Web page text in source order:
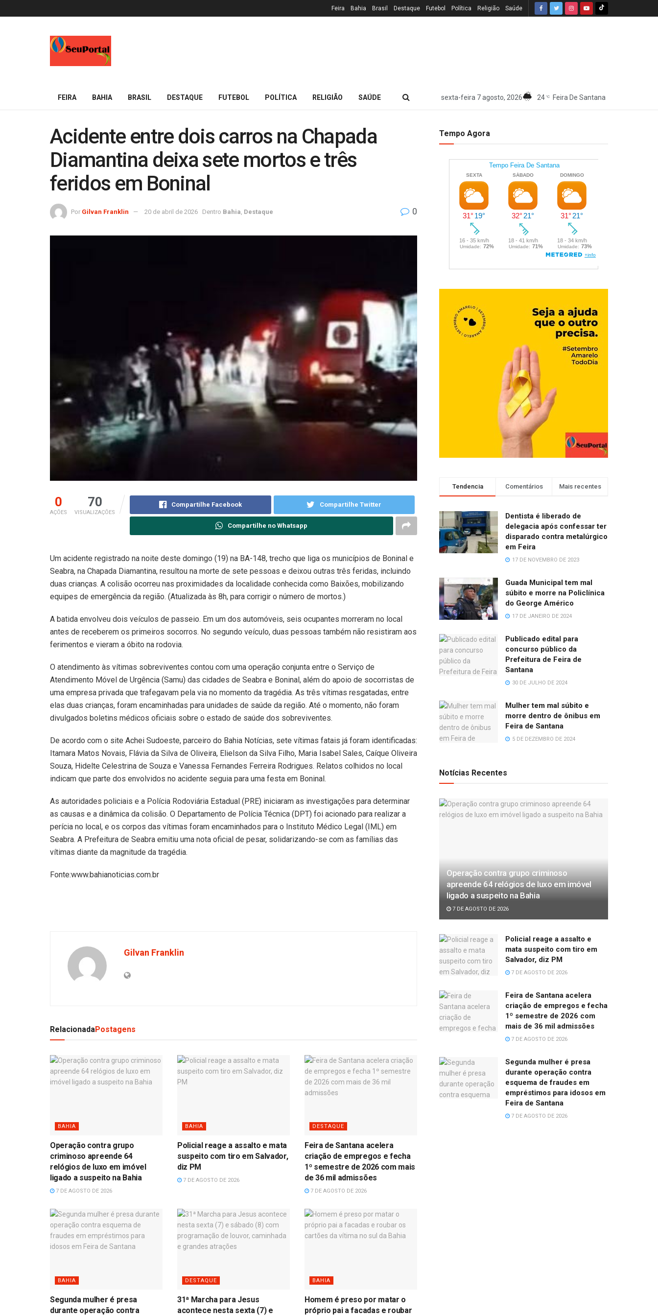
Feira Bahia Brasil Destaque Futebol Política Religião Saúde
FEIRA BAHIA BRASIL DESTAQUE FUTEBOL POLÍTICA RELIGIÃO SAÚDE sexta-feira 7 agosto, 2026 24 °C Feira De Santana
Acidente entre dois carros na Chapada
Diamantina deixa sete mortos e três
feridos em Boninal
Por Gilvan Franklin 20 de abril de 2026 Dentro Bahia Destaque 0
0
AÇÕES
70
VISUALIZAÇÕES
Compartilhe Facebook Compartilhe Twitter
Compartilhe no Whatsapp
Um acidente registrado na noite deste domingo (19) na BA-148, trecho que liga os municípios de Boninal e
Seabra, na Chapada Diamantina, resultou na morte de sete pessoas e deixou outras três feridas, incluindo
duas crianças. A colisão ocorreu nas proximidades da localidade conhecida como Baixões, mobilizando
equipes de emergência da região. (Atualizada às 8h, para corrigir o número de mortos.)
A batida envolveu dois veículos de passeio. Em um dos automóveis, seis ocupantes morreram no local
antes de receberem os primeiros socorros. No segundo veículo, duas pessoas também não resistiram aos
ferimentos e vieram a óbito na rodovia.
O atendimento às vítimas sobreviventes contou com uma operação conjunta entre o Serviço de
Atendimento Móvel de Urgência (Samu) das cidades de Seabra e Boninal, além do apoio de socorristas de
uma empresa privada que trafegavam pela via no momento da tragédia. As três vítimas resgatadas, entre
elas duas crianças, foram encaminhadas para unidades de saúde da região. Até o momento, não foram
divulgados boletins médicos oficiais sobre o estado de saúde dos sobreviventes.
De acordo com o site Achei Sudoeste, parceiro do Bahia Notícias, sete vítimas fatais já foram identificadas:
Itamara Matos Novais, Flávia da Silva de Oliveira, Elielson da Silva Filho, Maria Isabel Sales, Caíque Oliveira
Souza, Hidelte Celestrina de Souza e Vanessa Fernandes Ferreira Rodrigues. Relatos colhidos no local
indicam que parte dos envolvidos no acidente seguia para uma festa em Boninal.
As autoridades policiais e a Polícia Rodoviária Estadual (PRE) iniciaram as investigações para determinar
as causas e a dinâmica da colisão. O Departamento de Polícia Técnica (DPT) foi acionado para realizar a
perícia no local, e os corpos das vítimas foram encaminhados para o Instituto Médico Legal (IML) em
Seabra. A Prefeitura de Seabra emitiu uma nota oficial de pesar, solidarizando-se com as famílias das
vítimas diante da magnitude da tragédia.
Fonte:www.bahianoticias.com.br
Gilvan Franklin
RelacionadaPostagens
BAHIA
Operação contra grupo
criminoso apreende 64
relógios de luxo em imóvel
ligado a suspeito na Bahia
7 DE AGOSTO DE 2026
BAHIA
Policial reage a assalto e mata
suspeito com tiro em Salvador,
diz PM
7 DE AGOSTO DE 2026
DESTAQUE
Feira de Santana acelera
criação de empregos e fecha
1º semestre de 2026 com mais
de 36 mil admissões
7 DE AGOSTO DE 2026
BAHIA
Segunda mulher é presa
durante operação contra
DESTAQUE
31ª Marcha para Jesus
acontece nesta sexta (7) e
BAHIA
Homem é preso por matar o
próprio pai a facadas e roubar
Tempo Agora
Tendencia Comentários Mais recentes
Dentista é liberado de
delegacia após confessar ter
disparado contra metalúrgico
em Feira
17 DE NOVEMBRO DE 2023
Guada Municipal tem mal
súbito e morre na Policlínica
do George Américo
17 DE JANEIRO DE 2024
Publicado edital para
concurso público da
Prefeitura de Feira de
Santana
30 DE JULHO DE 2024
Mulher tem mal súbito e
morre dentro de ônibus em
Feira de Santana
5 DE DEZEMBRO DE 2024
Notícias Recentes
Operação contra grupo criminoso
apreende 64 relógios de luxo em imóvel
ligado a suspeito na Bahia
7 DE AGOSTO DE 2026
Policial reage a assalto e
mata suspeito com tiro em
Salvador, diz PM
7 DE AGOSTO DE 2026
Feira de Santana acelera
criação de empregos e fecha
1º semestre de 2026 com
mais de 36 mil admissões
7 DE AGOSTO DE 2026
Segunda mulher é presa
durante operação contra
esquema de fraudes em
empréstimos para idosos em
Feira de Santana
7 DE AGOSTO DE 2026